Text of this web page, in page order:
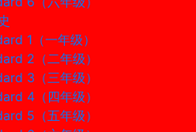
1（一年级）
2（二年级）
3（三年级）
4（四年级）
5（五年级）